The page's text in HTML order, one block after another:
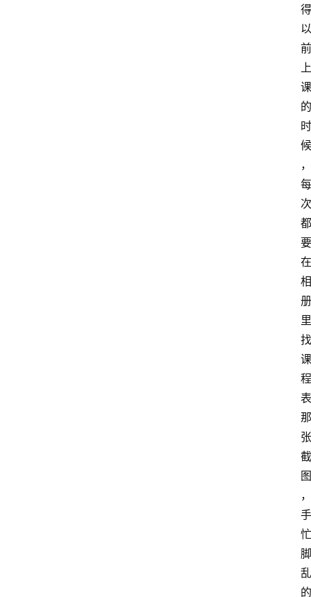
得
以
前
上
课
的
时
候
，
每
次
都
要
在
相
册
里
找
课
程
表
那
张
截
图
，
手
忙
脚
乱
的